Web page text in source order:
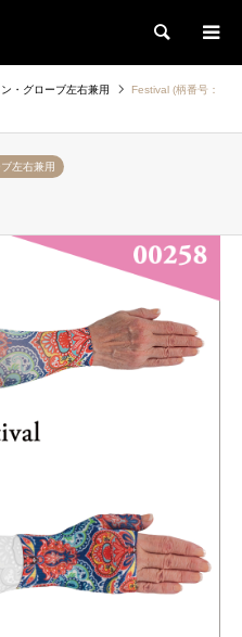
検索
ン・グローブ左右兼用
Festival (柄番号：
左右兼用